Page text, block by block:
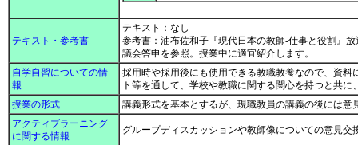
テキスト・参考書
テキスト：なし
参考書：油布佐和子『現代日本の教師-仕事と役割』
議会答申を参照。授業中に適宜紹介します。
自学自習についての情
報
採用時や採用後にも使用できる教職教養なので、資
ト等を通して、学校や教職に関する関心を持つと共
授業の形式
講義形式を基本とするが、現職教員の講義の後には
アクティブラーニング
に関する情報
グループディスカッションや教師像についての意見交